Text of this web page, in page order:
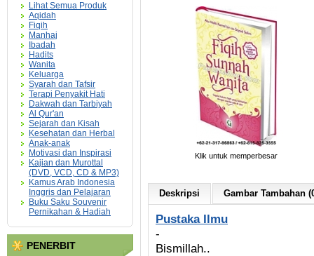
Lihat Semua Produk
Aqidah
Fiqih
Manhaj
Ibadah
Hadits
Wanita
Keluarga
Syarah dan Tafsir
Terapi Penyakit Hati
Dakwah dan Tarbiyah
Al Qur'an
Sejarah dan Kisah
Kesehatan dan Herbal
Anak-anak
Motivasi dan Inspirasi
Kajian dan Murottal
(DVD, VCD, CD & MP3)
Kamus Arab Indonesia
Inggris dan Pelajaran
Buku Saku Souvenir
Pernikahan & Hadiah
PENERBIT
Klik untuk memperbesar
Deskripsi Gambar Tambahan
Pustaka Ilmu
-
Bismillah..